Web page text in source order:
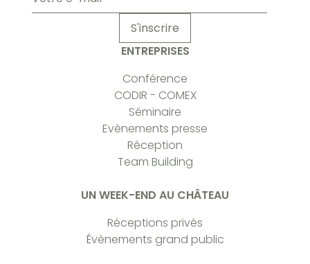
S'inscrire
ENTREPRISES
Conférence
CODIR - COMEX
Séminaire
Evènements presse
Réception
Team Building
UN WEEK-END AU CHÂTEAU
Réceptions privés
Évènements grand public